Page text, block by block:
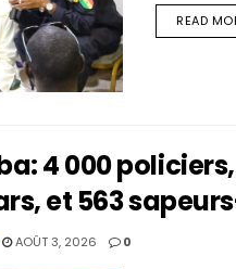
READ
4 000
et 563
AOÛT 3, 2026 0